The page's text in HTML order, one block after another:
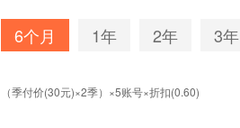
6个月 1年 2年 3年
（季付价(30元)×2季）×5账号×折扣(0.60)